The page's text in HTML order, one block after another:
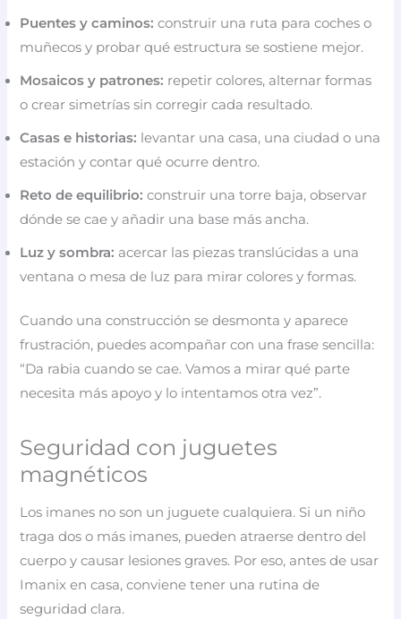
Puentes y caminos: construir una ruta para coches o
muñecos y probar qué estructura se sostiene mejor.
Mosaicos y patrones: repetir colores, alternar formas
o crear simetrías sin corregir cada resultado.
Casas e historias: levantar una casa, una ciudad o una
estación y contar qué ocurre dentro.
Reto de equilibrio: construir una torre baja, observar
dónde se cae y añadir una base más ancha.
Luz y sombra: acercar las piezas translúcidas a una
ventana o mesa de luz para mirar colores y formas.
Cuando una construcción se desmonta y aparece
frustración, puedes acompañar con una frase sencilla:
“Da rabia cuando se cae. Vamos a mirar qué parte
necesita más apoyo y lo intentamos otra vez”.
Seguridad con juguetes
magnéticos
Los imanes no son un juguete cualquiera. Si un niño
traga dos o más imanes, pueden atraerse dentro del
cuerpo y causar lesiones graves. Por eso, antes de usar
Imanix en casa, conviene tener una rutina de
seguridad clara.